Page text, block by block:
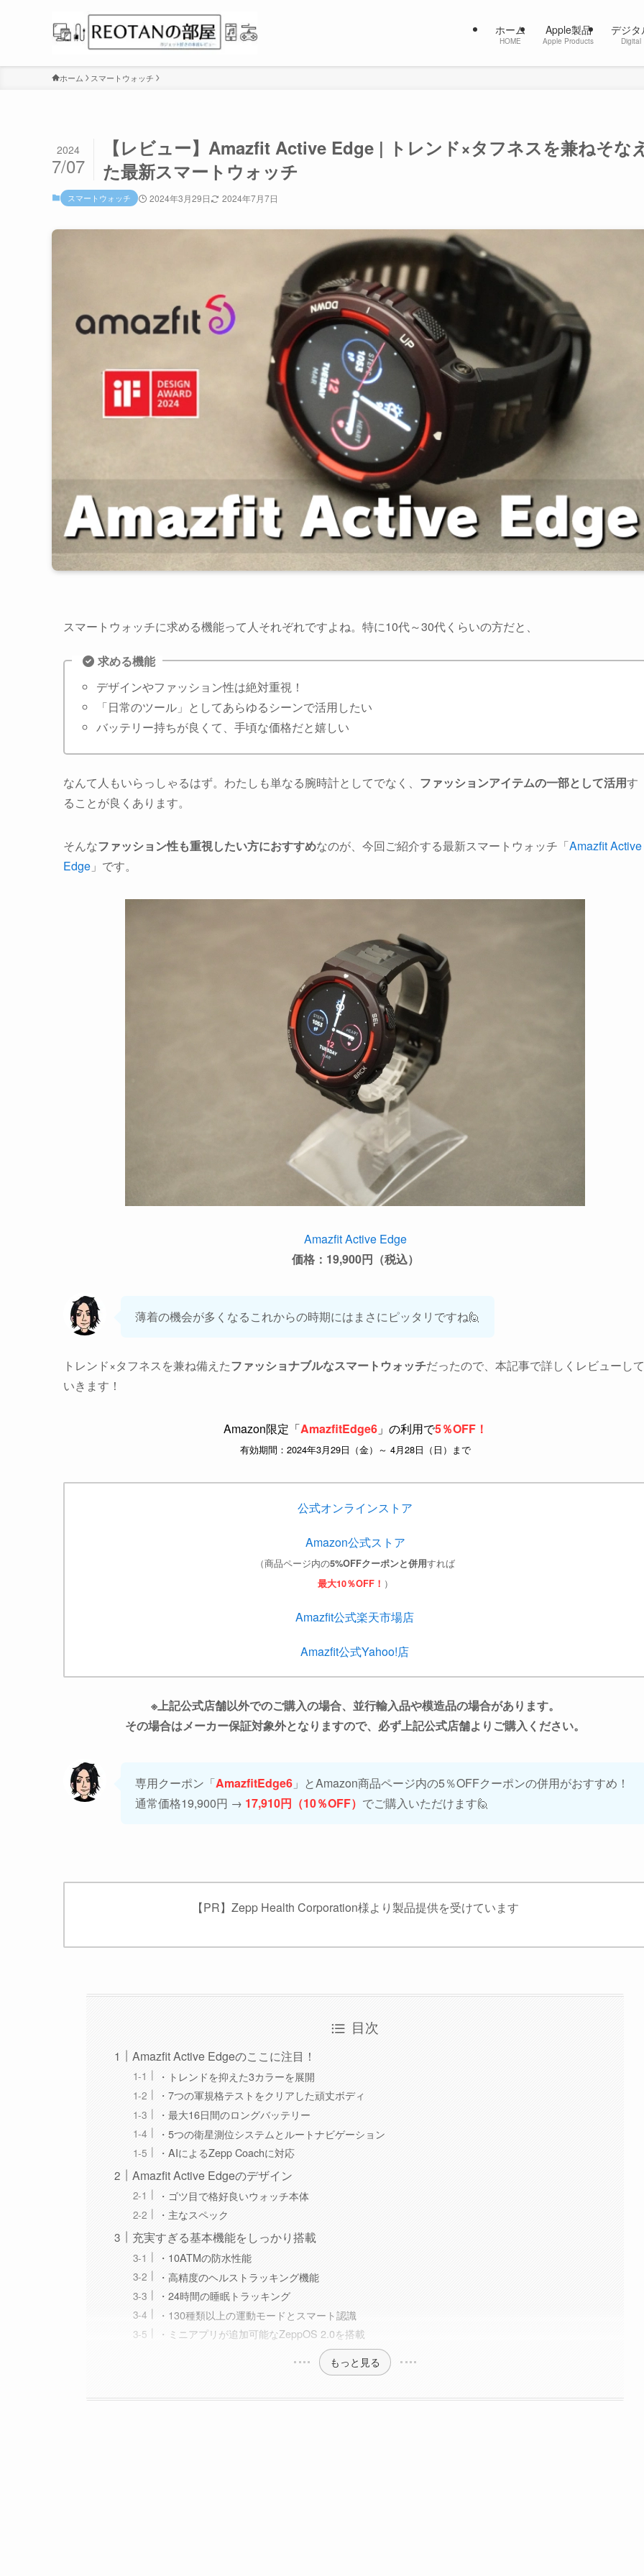
ホーム
HOME
Apple製品
Apple Products
デジタ
Digital
ホーム スマートウォッチ
【レビュー】Amazfit Active Edge | トレンド×タフネスを兼ねそな
た最新スマートウォッチ
2024
7/07
スマートウォッチ 2024年3月29日 2024年7月7日
スマートウォッチに求める機能って人それぞれですよね。特に10代～30代くらいの方だと、
求める機能
デザインやファッション性は絶対重視！
「日常のツール」としてあらゆるシーンで活用したい
バッテリー持ちが良くて、手頃な価格だと嬉しい
なんて人もいらっしゃるはず。わたしも単なる腕時計としてでなく、 ファッションアイテムの一部として活用す
ることが良くあります。
そんなファッション性も重視したい方におすすめなのが、今回ご紹介する最新スマートウォッチ「Amazfit Active
Edge 」です。
Amazfit Active Edge
価格：19,900円（税込）
薄着の機会が多くなるこれからの時期にはまさにピッタリですね🙋
トレンド×タフネスを兼ね備えたファッショナブルなスマートウォッチだったので、本記事で詳しくレビューして
いきます！
Amazon限定「AmazfitEdge6」の利用で5％OFF！
有効期間：2024年3月29日（金）～ 4月28日（日）まで
公式オンラインストア
Amazon公式ストア
（商品ページ内の5%OFFクーポンと併用すれば
最大10％OFF！ ）
Amazfit公式楽天市場店
Amazfit公式Yahoo!店
※上記公式店舗以外でのご購入の場合、並行輸入品や模造品の場合があります。
その場合はメーカー保証対象外となりますので、必ず上記公式店舗よりご購入ください。
専用クーポン「AmazfitEdge6 」とAmazon商品ページ内の5％OFFクーポンの併用がおすすめ！
通常価格19,900円 → 17,910円（10％OFF） でご購入いただけます🙋
【PR】Zepp Health Corporation様より製品提供を受けています
目次
Amazfit Active Edgeのここに注目！
・トレンドを抑えた3カラーを展開
・7つの軍規格テストをクリアした頑丈ボディ
・最大16日間のロングバッテリー
・5つの衛星測位システムとルートナビゲーション
・AIによるZepp Coachに対応
Amazfit Active Edgeのデザイン
・ゴツ目で格好良いウォッチ本体
・主なスペック
充実すぎる基本機能をしっかり搭載
・10ATMの防水性能
・高精度のヘルストラッキング機能
・24時間の睡眠トラッキング
・130種類以上の運動モードとスマート認識
・ミニアプリが追加可能なZeppOS 2.0を搭載
もっと見る